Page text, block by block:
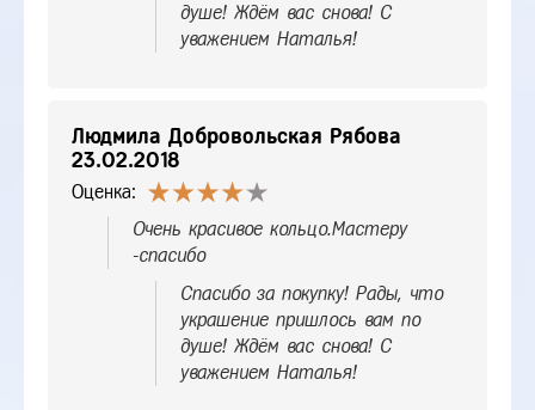
душе! Ждём вас снова! С
уважением Наталья!
Людмила Добровольская Рябова
23.02.2018
Оценка:
Очень красивое кольцо.Мастеру
-спасибо
Спасибо за покупку! Рады, что
украшение пришлось вам по
душе! Ждём вас снова! С
уважением Наталья!